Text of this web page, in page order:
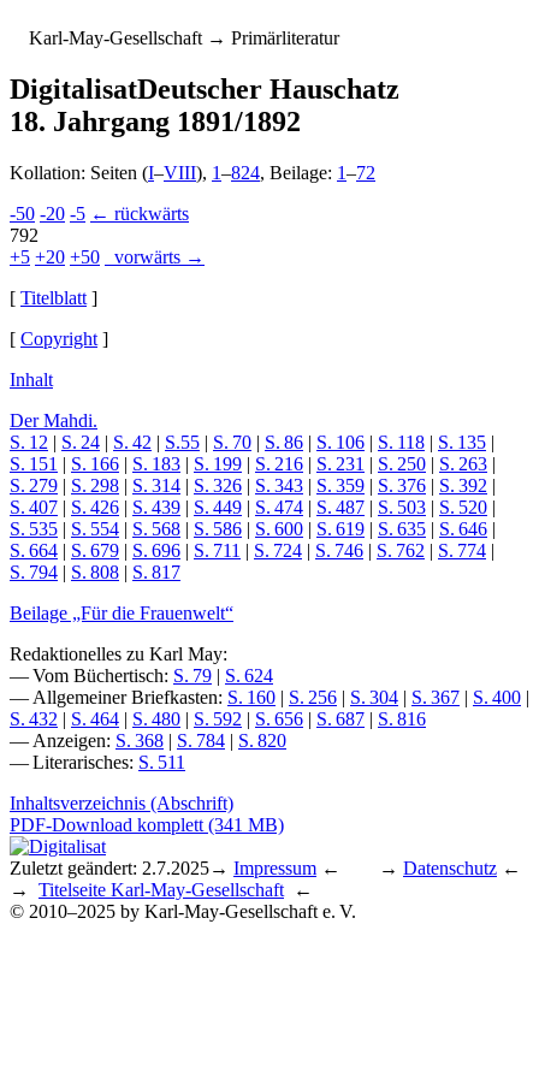
Karl-May-Gesellschaft → Primärliteratur
DigitalisatDeutscher Hauschatz
18. Jahrgang 1891/1892
Kollation: Seiten (I–VIII), 1–824, Beilage: 1–72
-50 -20 -5 ← rückwärts
792
+5 +20 +50
vorwärts →
[ Titelblatt ]
[ Copyright ]
Inhalt
Der Mahdi.
S. 12 | S. 24 | S. 42 | S.55 | S. 70 | S. 86 | S. 106 | S. 118 | S. 135 |
S. 151 | S. 166 | S. 183 | S. 199 | S. 216 | S. 231 | S. 250 | S. 263 |
S. 279 | S. 298 | S. 314 | S. 326 | S. 343 | S. 359 | S. 376 | S. 392 |
S. 407 | S. 426 | S. 439 | S. 449 | S. 474 | S. 487 | S. 503 | S. 520 |
S. 535 | S. 554 | S. 568 | S. 586 | S. 600 | S. 619 | S. 635 | S. 646 |
S. 664 | S. 679 | S. 696 | S. 711 | S. 724 | S. 746 | S. 762 | S. 774 |
S. 794 | S. 808 | S. 817
Beilage „Für die Frauenwelt“
Redaktionelles zu Karl May:
— Vom Büchertisch: S. 79 | S. 624
— Allgemeiner Briefkasten: S. 160 | S. 256 | S. 304 | S. 367 | S. 400 |
S. 432 | S. 464 | S. 480 | S. 592 | S. 656 | S. 687 | S. 816
— Anzeigen: S. 368 | S. 784 | S. 820
— Literarisches: S. 511
Inhaltsverzeichnis (Abschrift)
PDF-Download komplett (341 MB)
Zuletzt geändert: 2.7.2025→ Impressum ← → Datenschutz ←
→ Titelseite Karl-May-Gesellschaft ←
© 2010–2025 by Karl-May-Gesellschaft e. V.